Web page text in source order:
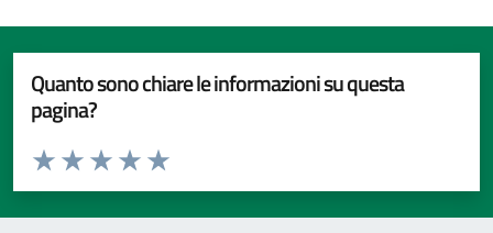
Quanto sono chiare le informazioni su questa
pagina?
Valuta da 1 a 5 stelle la pagina
Valuta 5 stelle su 5
Valuta 4 stelle su 5
Valuta 3 stelle su 5
Valuta 2 stelle su 5
Valuta 1 stelle su 5